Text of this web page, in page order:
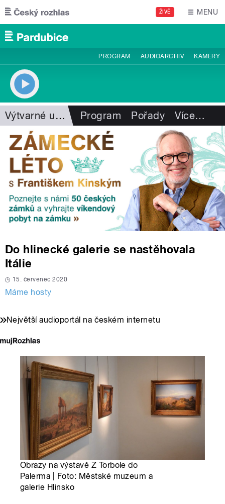
Přejít k hlavnímu obsahu
ŽIVĚ MENU
PROGRAM AUDIOARCHIV KAMERY
Výtvarné umění Program Pořady Více…
Do hlinecké galerie se nastěhovala
Itálie
15. červenec 2020
Máme hosty
Největší audioportál na českém internetu
Obrazy na výstavě Z Torbole do
Palerma | Foto: Městské muzeum a
galerie Hlinsko